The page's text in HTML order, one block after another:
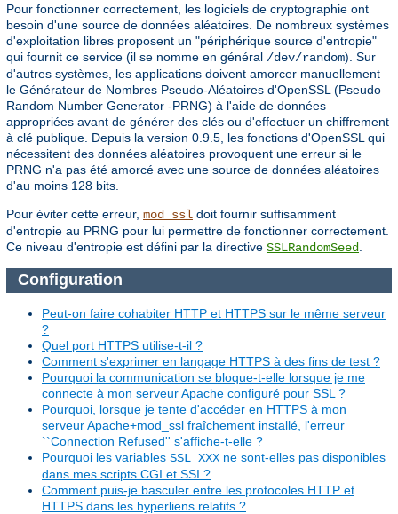
Pour fonctionner correctement, les logiciels de cryptographie ont
besoin d'une source de données aléatoires. De nombreux systèmes
d'exploitation libres proposent un "périphérique source d'entropie"
qui fournit ce service (il se nomme en général /dev/random). Sur
d'autres systèmes, les applications doivent amorcer manuellement
le Générateur de Nombres Pseudo-Aléatoires d'OpenSSL (Pseudo
Random Number Generator -PRNG) à l'aide de données
appropriées avant de générer des clés ou d'effectuer un chiffrement
à clé publique. Depuis la version 0.9.5, les fonctions d'OpenSSL qui
nécessitent des données aléatoires provoquent une erreur si le
PRNG n'a pas été amorcé avec une source de données aléatoires
d'au moins 128 bits.
Pour éviter cette erreur, mod_ssl doit fournir suffisamment
d'entropie au PRNG pour lui permettre de fonctionner correctement.
Ce niveau d'entropie est défini par la directive SSLRandomSeed
Configuration
Peut-on faire cohabiter HTTP et HTTPS sur le même serveur
?
Quel port HTTPS utilise-t-il ?
Comment s'exprimer en langage HTTPS à des fins de test ?
Pourquoi la communication se bloque-t-elle lorsque je me
connecte à mon serveur Apache configuré pour SSL ?
Pourquoi, lorsque je tente d'accéder en HTTPS à mon
serveur Apache+mod_ssl fraîchement installé, l'erreur
``Connection Refused'' s'affiche-t-elle ?
Pourquoi les variables SSL_XXX ne sont-elles pas disponibles
dans mes scripts CGI et SSI ?
Comment puis-je basculer entre les protocoles HTTP et
HTTPS dans les hyperliens relatifs ?